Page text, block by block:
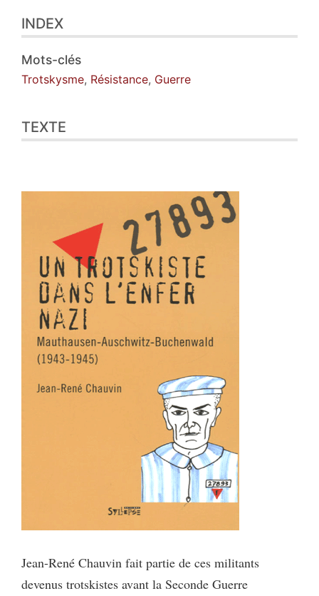
Texte
Notes
Illustrations
Citer cet article
INDEX
Mots-clés
Trotskysme, Résistance, Guerre
TEXTE
Jean-René Chauvin fait partie de ces militants
devenus trotskistes avant la Seconde Guerre